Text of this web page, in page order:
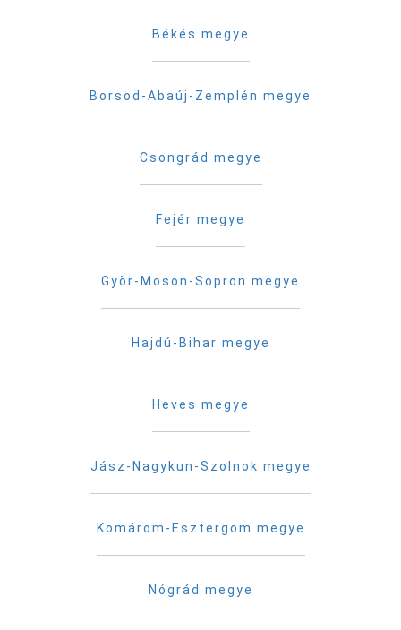
Békés megye
Borsod-Abaúj-Zemplén megye
Csongrád megye
Fejér megye
Gyõr-Moson-Sopron megye
Hajdú-Bihar megye
Heves megye
Jász-Nagykun-Szolnok megye
Komárom-Esztergom megye
Nógrád megye